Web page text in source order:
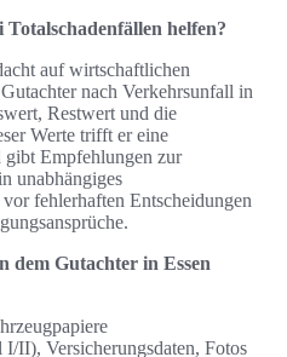
helfen?
auf wirtschaftlichen
nach Verkehrsunfall in
Restwert und die
Werte trifft er eine
Empfehlungen zur
unabhängiges
fehlerhaften Entscheidungen
dem Gutachter in Essen
II), Versicherungsdaten, Fotos